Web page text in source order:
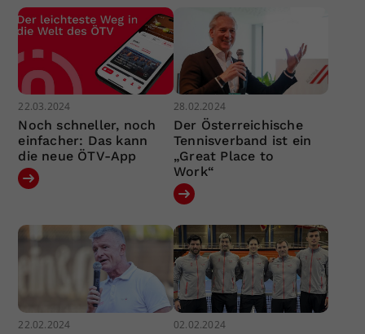
22.03.2024
Noch schneller, noch
einfacher: Das kann
die neue ÖTV-App
28.02.2024
Der Österreichische
Tennisverband ist ein
„Great Place to
Work“
22.02.2024 02.02.2024